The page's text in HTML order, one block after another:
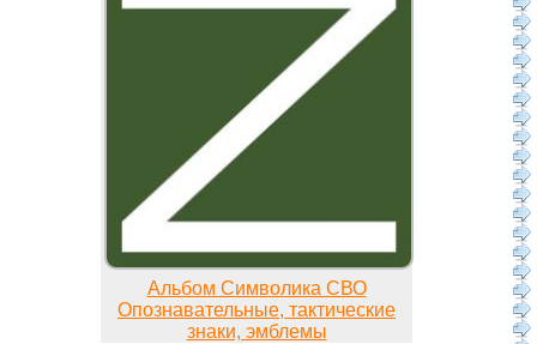
Альбом Символика СВО
Опознавательные, тактические
знаки, эмблемы